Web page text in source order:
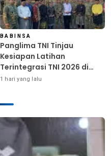
BABINSA
Panglima TNI Tinjau
Kesiapan Latihan
Terintegrasi TNI 2026 di
Dabo Singkep
1 hari yang lalu